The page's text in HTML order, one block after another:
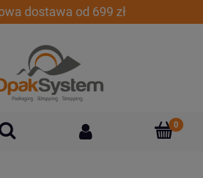
dostawa od 699 zł